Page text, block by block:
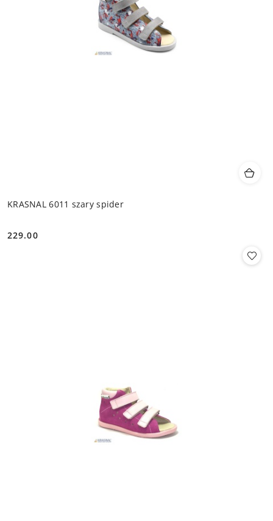
KRASNAL 6011 szary spider
Cena:
229.00